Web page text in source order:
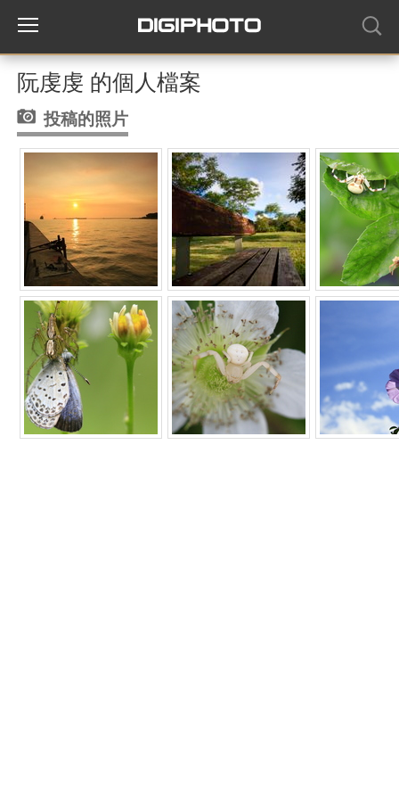
阮虔虔 的個人檔案
投稿的照片